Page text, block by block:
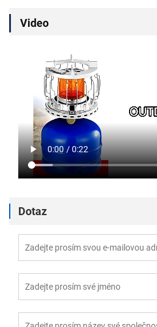
Video
Dotaz